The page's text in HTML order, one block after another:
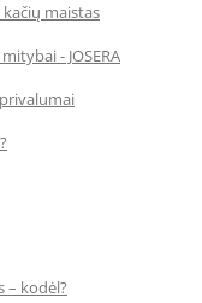
kačių maistas
- JOSERA
– kodėl?